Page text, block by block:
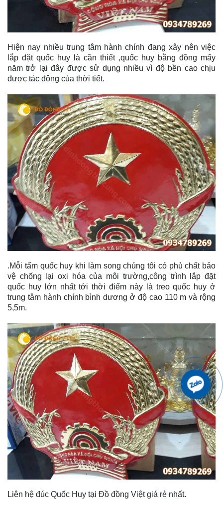
Hiện nay nhiều trung tâm hành chính đang xây nên việc
lắp đặt quốc huy là cần thiết ,quốc huy bằng đồng mấy
năm trở lại đây được sử dụng nhiều vì độ bền cao chịu
được tác động của thời tiết.
.Mỗi tấm quốc huy khi làm song chúng tôi có phủ chất bảo
vệ chống lại oxi hóa của môi trường,công trình lắp đặt
quốc huy lớn nhất tới thời điểm này là treo quốc huy ở
trung tâm hành chính bình dương ở độ cao 110 m và rộng
5,5m.
Liên hệ đúc Quốc Huy tại Đồ đồng Việt giá rẻ nhất.